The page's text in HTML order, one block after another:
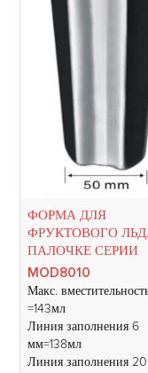
ФОРМА ДЛЯ
ФРУКТОВОГО
ПАЛОЧКЕ СЕРИИ
MOD8010
Макс.
=143мл
Линия заполнения 6
мм=138мл
Линия заполнения 20